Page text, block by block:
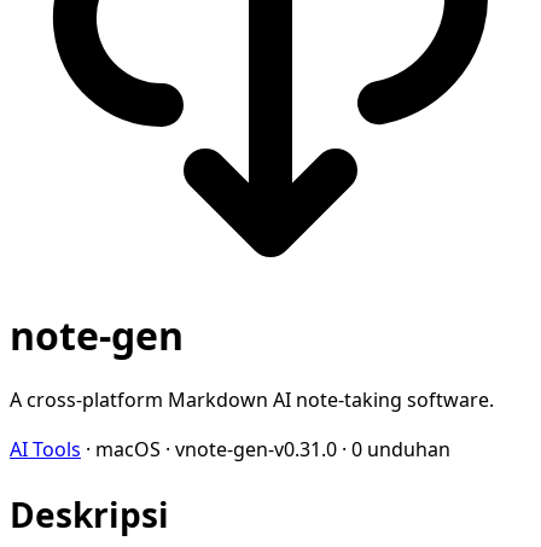
note-gen
A cross-platform Markdown AI note-taking software.
AI Tools · macOS · vnote-gen-v0.31.0 · 0 unduhan
Deskripsi